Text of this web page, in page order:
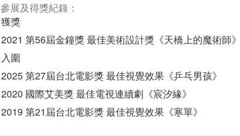
參展及得獎紀錄：
獲獎
2021 第56屆金鐘獎 最佳美術設計獎《天橋上的魔術師》
入圍
2025 第27屆台北電影獎 最佳視覺效果《乒乓男孩》
2020 國際艾美獎 最佳電視連續劇《宸汐緣》
2019 第21屆台北電影獎 最佳視覺效果《寒單》